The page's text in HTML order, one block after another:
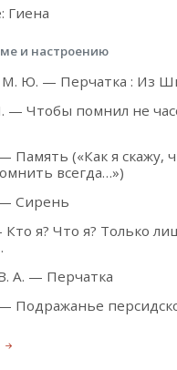
Гиена
и настроению
Ю. — Перчатка : Из
— Чтобы помнил не
Память («Как я скажу,
всегда…»)
Сирень
я? Что я? Только
А. — Перчатка
Подражанье